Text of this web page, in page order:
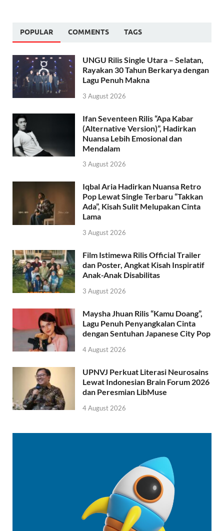
POPULAR COMMENTS TAGS
UNGU Rilis Single Utara – Selatan,
Rayakan 30 Tahun Berkarya dengan
Lagu Penuh Makna
3 August 2026
Ifan Seventeen Rilis “Apa Kabar
(Alternative Version)”, Hadirkan
Nuansa Lebih Emosional dan
Mendalam
3 August 2026
Iqbal Aria Hadirkan Nuansa Retro
Pop Lewat Single Terbaru “Takkan
Ada”, Kisah Sulit Melupakan Cinta
Lama
3 August 2026
Film Istimewa Rilis Official Trailer
dan Poster, Angkat Kisah Inspiratif
Anak-Anak Disabilitas
3 August 2026
Maysha Jhuan Rilis “Kamu Doang”,
Lagu Penuh Penyangkalan Cinta
dengan Sentuhan Japanese City Pop
4 August 2026
UPNVJ Perkuat Literasi Neurosains
Lewat Indonesian Brain Forum 2026
dan Peresmian LibMuse
4 August 2026